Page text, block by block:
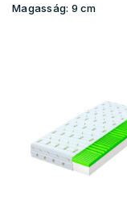
Magasság: 9 cm